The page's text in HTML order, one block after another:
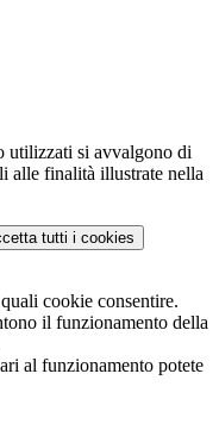
utilizzati si avvalgono di
alle finalità illustrate nella
tutti i cookies
cookie consentire.
il funzionamento della
al funzionamento potete